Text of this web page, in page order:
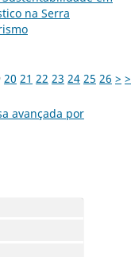
na Serra
20 21 22 23 24 25 26 >
avançada por